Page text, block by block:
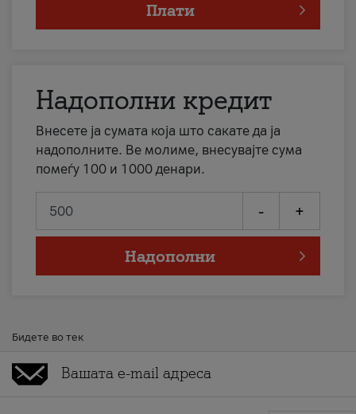
Плати
Надополни кредит
Внесете ја сумата која што сакате да ја
надополните. Ве молиме, внесувајте сума
помеѓу 100 и 1000 денари.
- +
Надополни
Бидете во тек